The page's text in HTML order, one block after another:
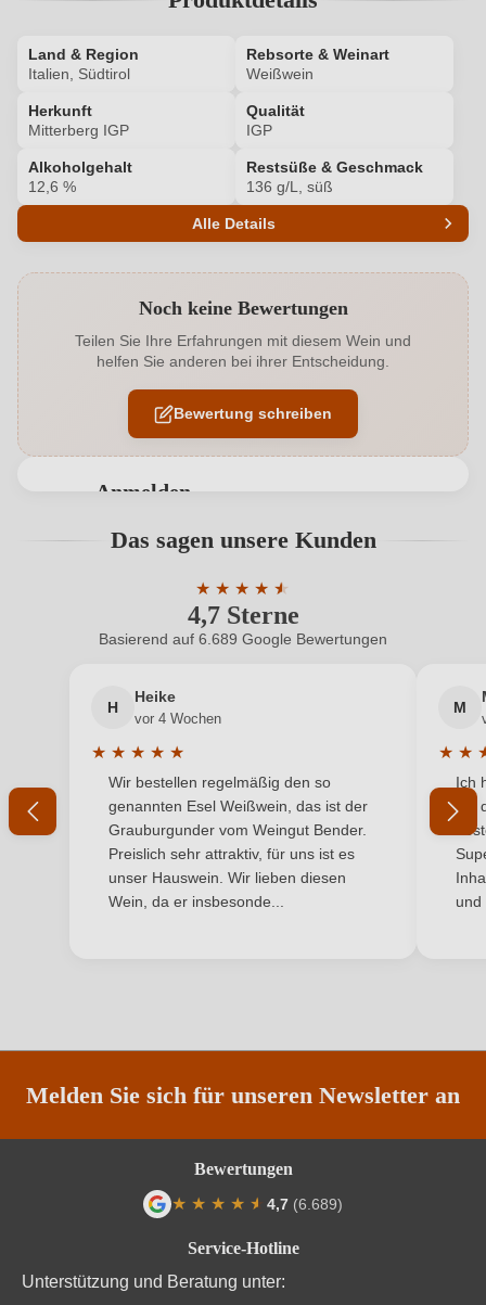
Land & Region
Italien, Südtirol
Rebsorte & Weinart
Weißwein
Herkunft
Mitterberg IGP
Qualität
IGP
Alkoholgehalt
12,6 %
Restsüße & Geschmack
136 g/L, süß
Alle Details
Alkoholgehalt in % 12,6 %
Allergene Enthält Sulfite
Geographische Angabe Mitterberg IGP
4/a, 39052 Caldaro Strada del Vino, Italien
Passt zu Asiatisch, Dessert, Käse
Qualität IGP
Südtirol
Weinart Weißwein
Noch keine Bewertungen
Teilen Sie Ihre Erfahrungen mit diesem Wein und
helfen Sie anderen bei ihrer Entscheidung.
Bewertung schreiben
Anmelden
Benutzern abgegeben werden. Bitte loggen Sie sich
Neuer Kunde? Neuer Kunde?
Ihre E-Mail-Adresse
Ihr Passwort
Ich habe mein Passwort vergessen
Das sagen unsere Kunden
4,7 Sterne
★ ★ ★ ★ ★
★
Durchschnittliche Bewertung von 4.7
Basierend auf 6.689 Google Bewertungen
H
Heike
vor 4 Wochen
★ ★ ★ ★ ★
Durchschnittliche Bewertung von 5 von 5 Sternen
Wir bestellen regelmäßig den so
genannten Esel Weißwein, das ist der
Grauburgunder vom Weingut Bender.
Preislich sehr attraktiv, für uns ist es
unser Hauswein. Wir lieben diesen
Wein, da er insbesonde...
M
★ ★
Ich
mit
und
Melden Sie sich für unseren Newsletter an
Service-Hotline
Unterstützung und Beratung unter:
Bewertungen
★ ★ ★ ★ ★
★ 4,7 (6.689)